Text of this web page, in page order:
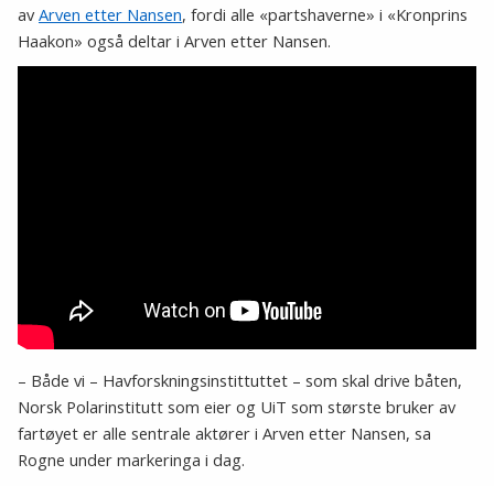
avArven etter Nansen, fordi alle «partshaverne» i «Kronprins
Haakon» også deltar i Arven etter Nansen.
– Både vi – Havforskningsinstittuttet – som skal drive båten,
Norsk Polarinstitutt som eier og UiT som største bruker av
fartøyet er alle sentrale aktører i Arven etter Nansen, sa
Rogne under markeringa i dag.